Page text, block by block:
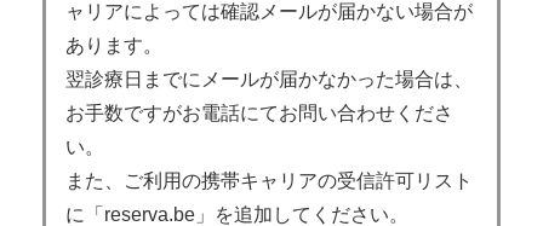
ャリアによっては確認メールが届かない場合が
あります。
翌診療日までにメールが届かなかった場合は、
お手数ですがお電話にてお問い合わせくださ
い。
また、ご利用の携帯キャリアの受信許可リスト
に「reserva.be」を追加してください。